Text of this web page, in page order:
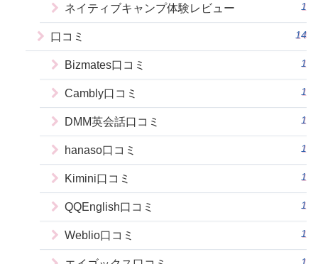
ネイティブキャンプ体験レビュー 1
口コミ 14
Bizmates口コミ 1
Cambly口コミ 1
DMM英会話口コミ 1
hanaso口コミ 1
Kimini口コミ 1
QQEnglish口コミ 1
Weblio口コミ 1